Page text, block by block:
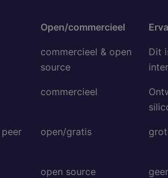
Open/commercieel
commercieel & open
source
Dit
commercieel
open/gratis
open source